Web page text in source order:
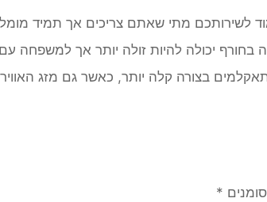
לשירותכם מתי שאתם צריכים אך תמיד
בחורף יכולה להיות זולה יותר אך למשפחה
בצורה קלה יותר, כאשר גם מזג האוויר
*